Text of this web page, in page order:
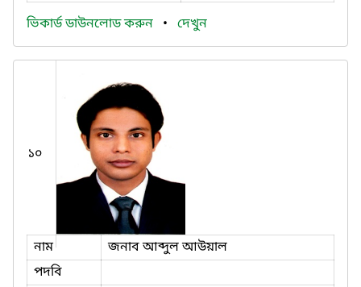
ভিকার্ড ডাউনলোড করুন • দেখুন
১০
নাম
জনাব আব্দুল আউয়াল
পদবি